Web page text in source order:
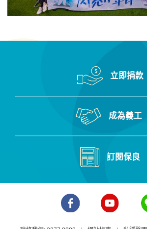
立即捐款
成為義工
訂閱保良